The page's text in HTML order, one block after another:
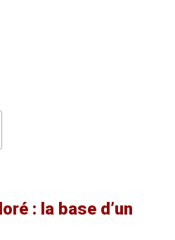
: la base d’un